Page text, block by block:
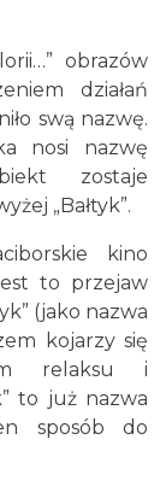
obrazów
działań
swą nazwę.
nosi nazwę
zostaje
„Bałtyk”.
kino
to przejaw
(jako nazwa
kojarzy się
relaksu i
to już nazwa
sposób do